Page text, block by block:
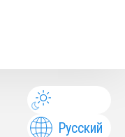
Русский